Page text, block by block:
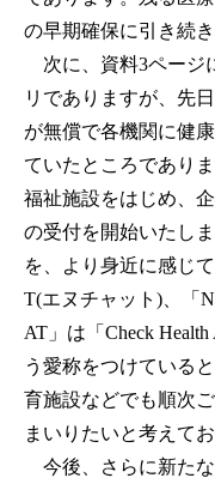
の早期確保に引き続
次に、資料3ページ
リでありますが、先
が無償で各機関に健
ていたところであり
福祉施設をはじめ、
の受付を開始いたし
を、より身近に感じ
T(エヌチャット)、「
AT」は「Check Health
う愛称をつけている
育施設などでも順次
まいりたいと考えてお
今後、さらに新た